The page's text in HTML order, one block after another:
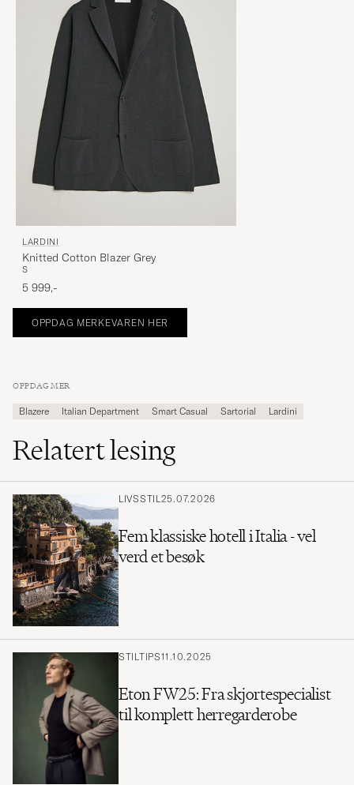
LARDINI
Knitted Cotton Blazer Grey
S
5 999,-
OPPDAG MERKEVAREN HER
OPPDAG MER
Blazere Italian Department Smart Casual Sartorial Lardini
Relatert lesing
LIVSSTIL 25.07.2026
Fem klassiske hotell i Italia - vel
verd et besøk
STILTIPS11.10.2025
Eton FW25: Fra skjortespecialist
til komplett herregarderobe